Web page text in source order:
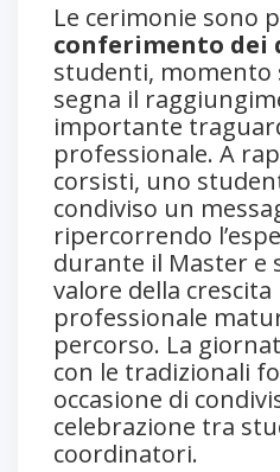
Le cerimonie sono
conferimento dei
studenti, momento
segna il
importante
professionale. A
corsisti, uno
condiviso un
ripercorrendo
durante il Master e
valore della
professionale
percorso. La
con le tradizionali
occasione di
celebrazione tra
coordinatori.